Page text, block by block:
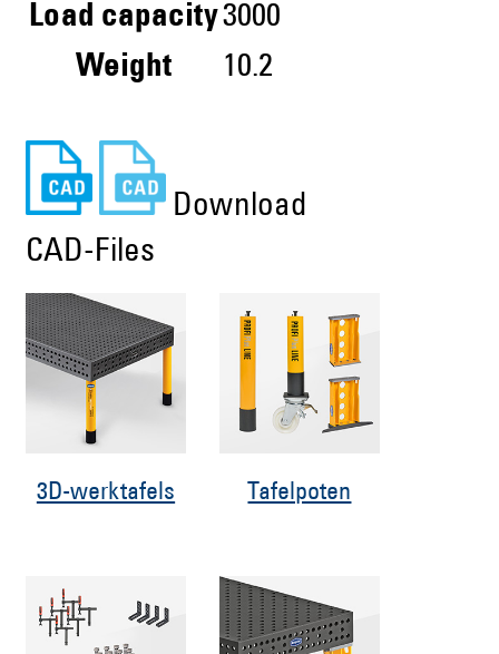
Load capacity3000
Weight
10.2
Download
CAD-Files
3D-werktafels Tafelpoten